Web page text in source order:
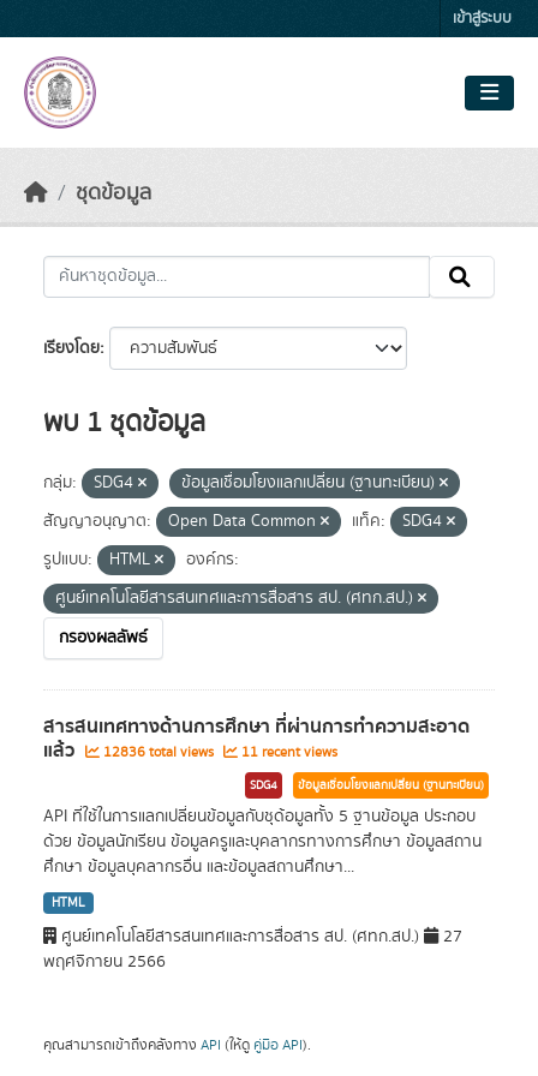
เข้าสู่ระบบ
ชุดข้อมูล
เรียงโดย
พบ 1 ชุดข้อมูล
กลุ่ม: SDG4
ข้อมูลเชื่อมโยงแลกเปลี่ยน (ฐานทะเบียน)
สัญญาอนุญาต:
Open Data Common แท็ค:
SDG4
รูปแบบ:
HTML
องค์กร:
ศูนย์เทคโนโลยีสารสนเทศและการสื่อสาร สป. (ศทก.สป.)
กรองผลลัพธ์
สารสนเทศทางด้านการศึกษา ที่ผ่านการทำความสะอาด
แล้ว 12836 total views 11 recent views
SDG4 ข้อมูลเชื่อมโยงแลกเปลี่ยน (ฐานทะเบียน)
API ที่ใช้ในการแลกเปลี่ยนข้อมูลกับชุด้อมูลทั้ง 5 ฐานข้อมูล ประกอบ
ด้วย ข้อมูลนักเรียน ข้อมูลครูและบุคลากรทางการศึกษา ข้อมูลสถาน
ศึกษา ข้อมูลบุคลากรอื่น และข้อมูลสถานศึกษา...
HTML
ศูนย์เทคโนโลยีสารสนเทศและการสื่อสาร สป. (ศทก.สป.)
27
พฤศจิกายน 2566
คุณสามารถเข้าถึงคลังทาง API (ให้ดู คู่มือ API).